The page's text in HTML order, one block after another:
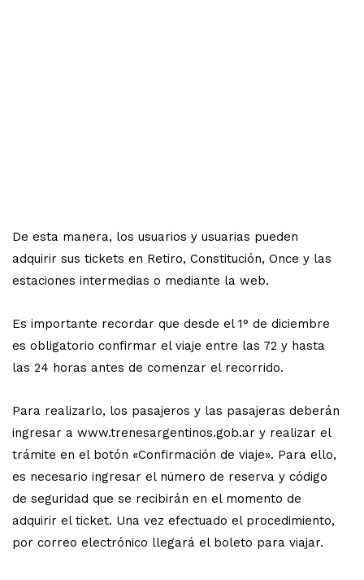
De esta manera, los usuarios y usuarias pueden
adquirir sus tickets en Retiro, Constitución, Once y las
estaciones intermedias o mediante la web.
Es importante recordar que desde el 1° de diciembre
es obligatorio confirmar el viaje entre las 72 y hasta
las 24 horas antes de comenzar el recorrido.
Para realizarlo, los pasajeros y las pasajeras deberán
ingresar a www.trenesargentinos.gob.ar y realizar el
trámite en el botón «Confirmación de viaje». Para ello,
es necesario ingresar el número de reserva y código
de seguridad que se recibirán en el momento de
adquirir el ticket. Una vez efectuado el procedimiento,
por correo electrónico llegará el boleto para viajar.